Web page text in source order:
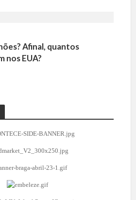
Afinal, quantos
nos EUA?